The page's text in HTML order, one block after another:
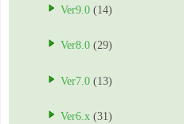
Ver9.0 (14)
Ver8.0 (29)
Ver7.0 (13)
Ver6.x (31)